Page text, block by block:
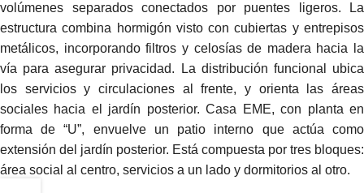
volúmenes separados conectados por puentes ligeros. La
estructura combina hormigón visto con cubiertas y entrepisos
metálicos, incorporando filtros y celosías de madera hacia la
vía para asegurar privacidad. La distribución funcional ubica
los servicios y circulaciones al frente, y orienta las áreas
sociales hacia el jardín posterior. Casa EME, con planta en
forma de “U”, envuelve un patio interno que actúa como
extensión del jardín posterior. Está compuesta por tres bloques:
área social al centro, servicios a un lado y dormitorios al otro.